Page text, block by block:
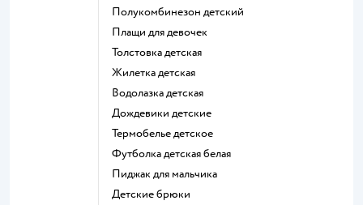
Полукомбинезон детский
Плащи для девочек
Толстовка детская
Жилетка детская
Водолазка детская
Дождевики детские
Термобелье детское
Футболка детская белая
Пиджак для мальчика
Детские брюки